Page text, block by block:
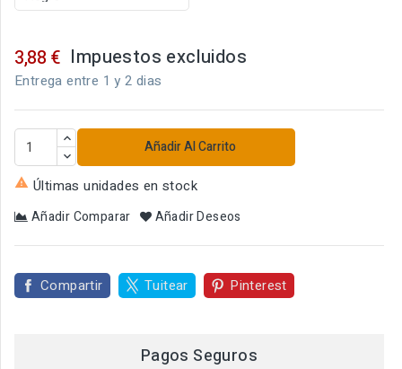
3,88 € Impuestos excluidos
Entrega entre 1 y 2 dias
Añadir Al Carrito
 Últimas unidades en stock
Añadir Comparar Añadir Deseos
Compartir Tuitear Pinterest
Pagos Seguros